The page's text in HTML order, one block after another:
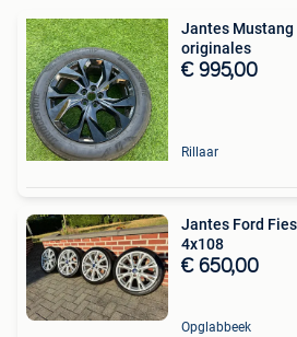
Jantes Mustang
originales
€ 995,00
Rillaar
Jantes Ford
4x108
€ 650,00
Opglabbeek